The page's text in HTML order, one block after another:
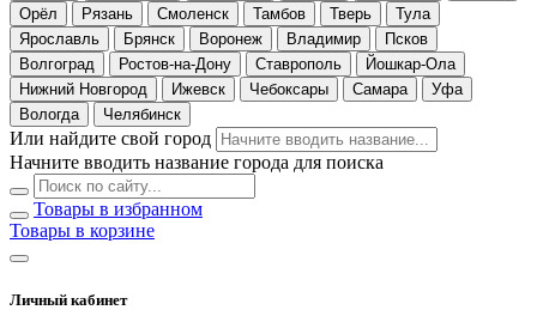
Орёл
Рязань Смоленск Тамбов Тверь
Тула
Ярославль
Брянск Воронеж Владимир
Псков
Волгоград
Ростов-на-Дону Ставрополь
Йошкар-Ола
Нижний Новгород
Ижевск Чебоксары Самара
Уфа
Вологда
Челябинск
Или найдите свой город
Начните вводить название города для поиска
Товары в избранном
Товары в корзине
Личный кабинет